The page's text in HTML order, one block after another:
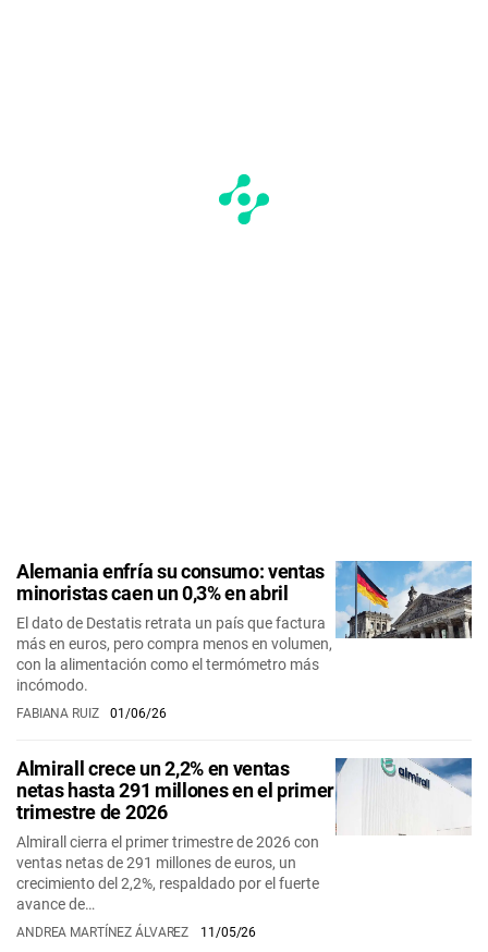
Alemania enfría su consumo: ventas
minoristas caen un 0,3% en abril
El dato de Destatis retrata un país que factura
más en euros, pero compra menos en volumen,
con la alimentación como el termómetro más
incómodo.
FABIANA RUIZ 01/06/26
Almirall crece un 2,2% en ventas
netas hasta 291 millones en el primer
trimestre de 2026
Almirall cierra el primer trimestre de 2026 con
ventas netas de 291 millones de euros, un
crecimiento del 2,2%, respaldado por el fuerte
avance de…
ANDREA MARTÍNEZ ÁLVAREZ 11/05/26